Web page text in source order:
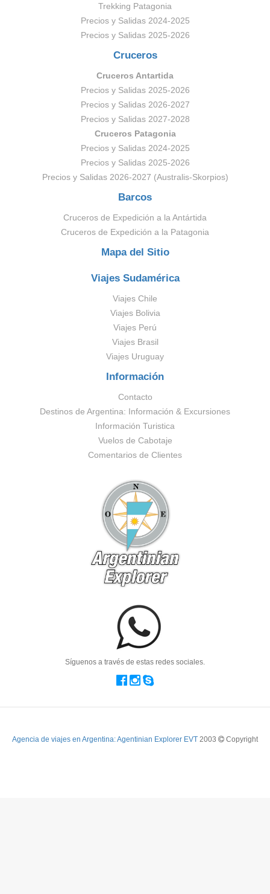
Trekking Patagonia
Precios y Salidas 2024-2025
Precios y Salidas 2025-2026
Cruceros
Cruceros Antartida
Precios y Salidas 2025-2026
Precios y Salidas 2026-2027
Precios y Salidas 2027-2028
Cruceros Patagonia
Precios y Salidas 2024-2025
Precios y Salidas 2025-2026
Precios y Salidas 2026-2027 (Australis-Skorpios)
Barcos
Cruceros de Expedición a la Antártida
Cruceros de Expedición a la Patagonia
Mapa del Sitio
Viajes Sudamérica
Viajes Chile
Viajes Bolivia
Viajes Perú
Viajes Brasil
Viajes Uruguay
Información
Contacto
Destinos de Argentina: Información & Excursiones
Información Turistica
Vuelos de Cabotaje
Comentarios de Clientes
Síguenos a través de estas redes sociales.
Agencia de viajes en Argentina: Agentinian Explorer EVT 2003 Copyright